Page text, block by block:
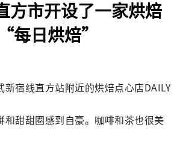
方市开设了一家烘焙
每日烘焙”
新宿线直方站附近的烘焙点心店DAILY
和甜甜圈感到自豪。咖啡和茶也很美